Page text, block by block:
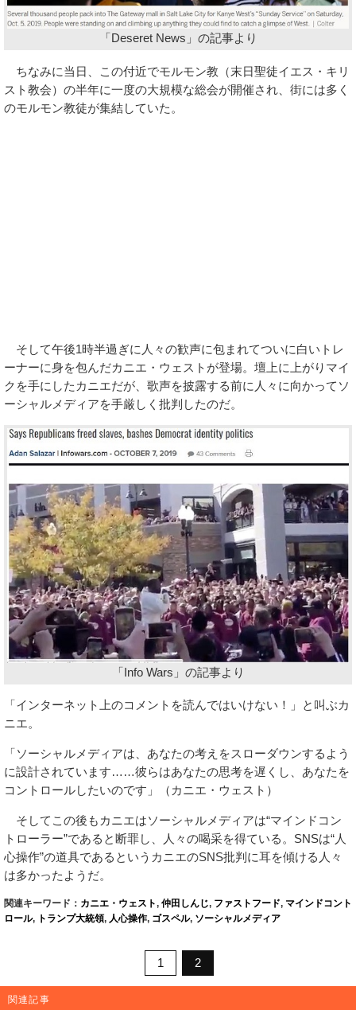
「Deseret News」の記事より
ちなみに当日、この付近でモルモン教（末日聖徒イエス・キリ
スト教会）の半年に一度の大規模な総会が開催され、街には多く
のモルモン教徒が集結していた。
そして午後1時半過ぎに人々の歓声に包まれてついに白いトレ
ーナーに身を包んだカニエ・ウェストが登場。壇上に上がりマイ
クを手にしたカニエだが、歌声を披露する前に人々に向かってソ
ーシャルメディアを手厳しく批判したのだ。
「Info Wars」の記事より
「インターネット上のコメントを読んではいけない！」と叫ぶカ
ニエ。
「ソーシャルメディアは、あなたの考えをスローダウンするよう
に設計されています……彼らはあなたの思考を遅くし、あなたを
コントロールしたいのです」（カニエ・ウェスト）
そしてこの後もカニエはソーシャルメディアは“マインドコン
トローラー”であると断罪し、人々の喝采を得ている。SNSは“人
心操作”の道具であるというカニエのSNS批判に耳を傾ける人々
は多かったようだ。
関連キーワード： カニエ・ウェスト, 仲田しんじ, ファストフード, マインドコント
ロール, トランプ大統領, 人心操作, ゴスペル, ソーシャルメディア
1 2
関連記事